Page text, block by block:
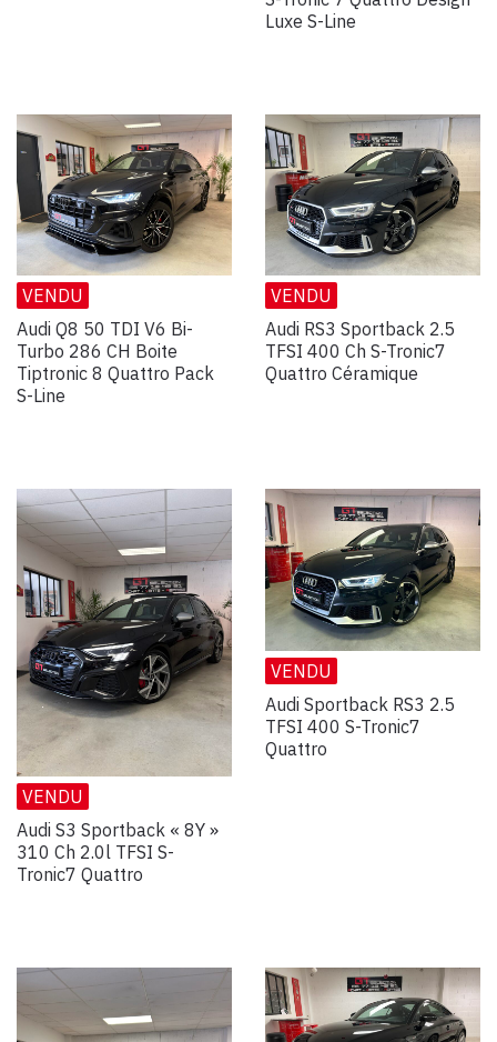
Luxe S-Line
VENDU
Audi Q8 50 TDI V6 Bi-
Turbo 286 CH Boite
Tiptronic 8 Quattro Pack
S-Line
VENDU
Audi RS3 Sportback 2.5
TFSI 400 Ch S-Tronic7
Quattro Céramique
VENDU
Audi S3 Sportback « 8Y »
310 Ch 2.0l TFSI S-
Tronic7 Quattro
VENDU
Audi Sportback RS3 2.5
TFSI 400 S-Tronic7
Quattro